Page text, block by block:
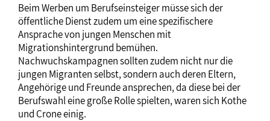
Beim Werben um Berufseinsteiger müsse sich der
öffentliche Dienst zudem um eine spezifischere
Ansprache von jungen Menschen mit
Migrationshintergrund bemühen.
Nachwuchskampagnen sollten zudem nicht nur die
jungen Migranten selbst, sondern auch deren Eltern,
Angehörige und Freunde ansprechen, da diese bei der
Berufswahl eine große Rolle spielten, waren sich Kothe
und Crone einig.